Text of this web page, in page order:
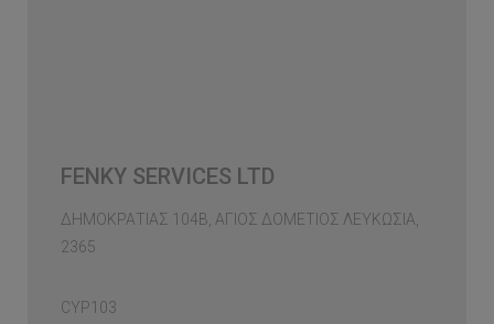
FENKY SERVICES LTD
ΔΗΜΟΚΡΑΤΙΑΣ 104Β, ΑΓΙΟΣ ΔΟΜΕΤΙΟΣ ΛΕΥΚΩΣΙΑ,
2365
CYP103